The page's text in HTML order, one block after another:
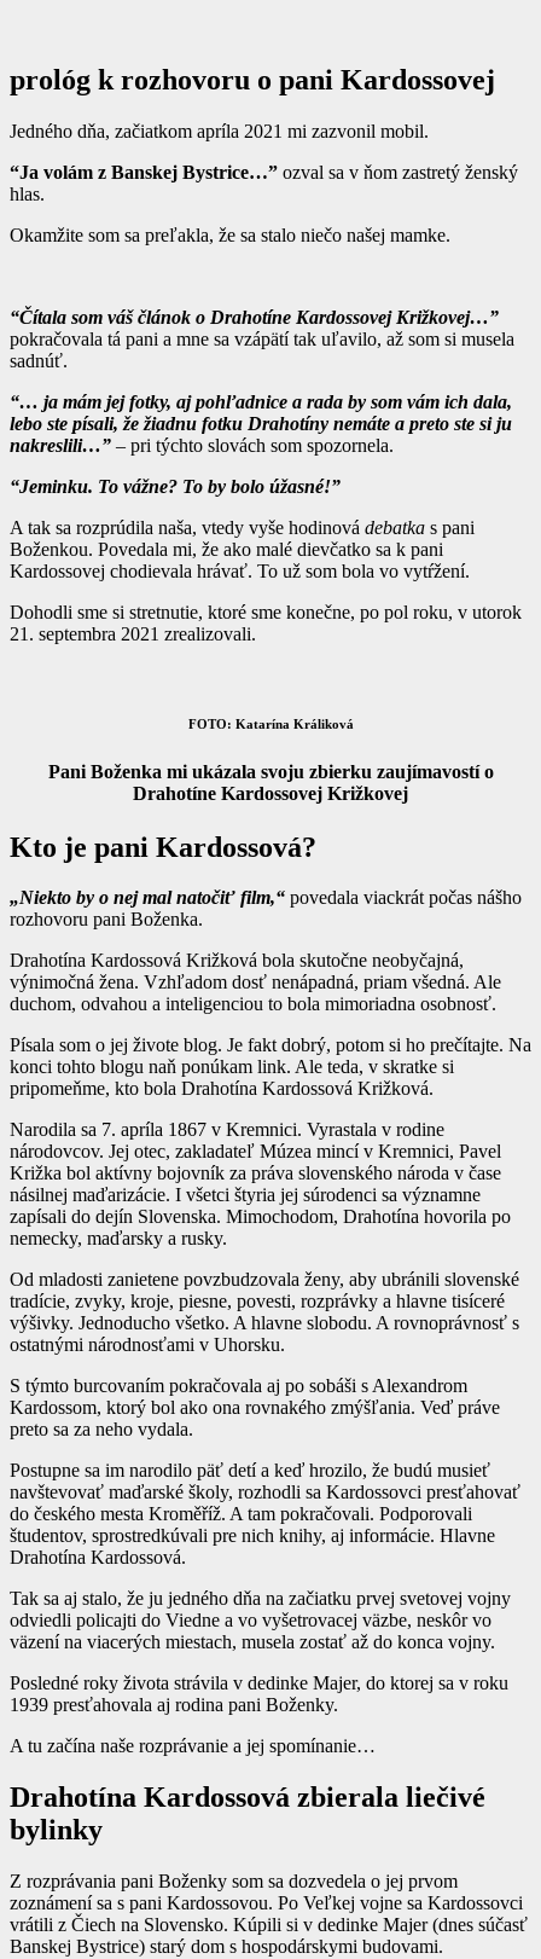
prológ k rozhovoru o pani Kardossovej
Jedného dňa, začiatkom apríla 2021 mi zazvonil mobil.
“Ja volám z Banskej Bystrice…” ozval sa v ňom zastretý ženský
hlas.
Okamžite som sa preľakla, že sa stalo niečo našej mamke.
“Čítala som váš článok o Drahotíne Kardossovej Križkovej…”
pokračovala tá pani a mne sa vzápätí tak uľavilo, až som si musela
sadnúť.
“… ja mám jej fotky, aj pohľadnice a rada by som vám ich dala,
lebo ste písali, že žiadnu fotku Drahotíny nemáte a preto ste si ju
nakreslili…” – pri týchto slovách som spozornela.
“Jeminku. To vážne? To by bolo úžasné!”
A tak sa rozprúdila naša, vtedy vyše hodinová debatka s pani
Boženkou. Povedala mi, že ako malé dievčatko sa k pani
Kardossovej chodievala hrávať. To už som bola vo vytŕžení.
Dohodli sme si stretnutie, ktoré sme konečne, po pol roku, v utorok
21. septembra 2021 zrealizovali.
FOTO: Katarína Králiková
Pani Boženka mi ukázala svoju zbierku zaujímavostí o
Drahotíne Kardossovej Križkovej
Kto je pani Kardossová?
„Niekto by o nej mal natočiť film,“ povedala viackrát počas nášho
rozhovoru pani Boženka.
Drahotína Kardossová Križková bola skutočne neobyčajná,
výnimočná žena. Vzhľadom dosť nenápadná, priam všedná. Ale
duchom, odvahou a inteligenciou to bola mimoriadna osobnosť.
Písala som o jej živote blog. Je fakt dobrý, potom si ho prečítajte. Na
konci tohto blogu naň ponúkam link. Ale teda, v skratke si
pripomeňme, kto bola Drahotína Kardossová Križková.
Narodila sa 7. apríla 1867 v Kremnici. Vyrastala v rodine
národovcov. Jej otec, zakladateľ Múzea mincí v Kremnici, Pavel
Križka bol aktívny bojovník za práva slovenského národa v čase
násilnej maďarizácie. I všetci štyria jej súrodenci sa významne
zapísali do dejín Slovenska. Mimochodom, Drahotína hovorila po
nemecky, maďarsky a rusky.
Od mladosti zanietene povzbudzovala ženy, aby ubránili slovenské
tradície, zvyky, kroje, piesne, povesti, rozprávky a hlavne tisíceré
výšivky. Jednoducho všetko. A hlavne slobodu. A rovnoprávnosť s
ostatnými národnosťami v Uhorsku.
S týmto burcovaním pokračovala aj po sobáši s Alexandrom
Kardossom, ktorý bol ako ona rovnakého zmýšľania. Veď práve
preto sa za neho vydala.
Postupne sa im narodilo päť detí a keď hrozilo, že budú musieť
navštevovať maďarské školy, rozhodli sa Kardossovci presťahovať
do českého mesta Kroměříž. A tam pokračovali. Podporovali
študentov, sprostredkúvali pre nich knihy, aj informácie. Hlavne
Drahotína Kardossová.
Tak sa aj stalo, že ju jedného dňa na začiatku prvej svetovej vojny
odviedli policajti do Viedne a vo vyšetrovacej väzbe, neskôr vo
väzení na viacerých miestach, musela zostať až do konca vojny.
Posledné roky života strávila v dedinke Majer, do ktorej sa v roku
1939 presťahovala aj rodina pani Boženky.
A tu začína naše rozprávanie a jej spomínanie…
Drahotína Kardossová zbierala liečivé
bylinky
Z rozprávania pani Boženky som sa dozvedela o jej prvom
zoznámení sa s pani Kardossovou. Po Veľkej vojne sa Kardossovci
vrátili z Čiech na Slovensko. Kúpili si v dedinke Majer (dnes súčasť
Banskej Bystrice) starý dom s hospodárskymi budovami.